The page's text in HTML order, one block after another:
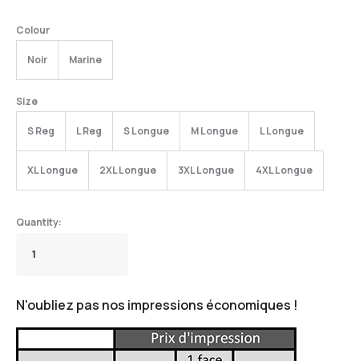
Colour
Noir Marine
Size
S Reg L Reg S Longue M Longue L Longue
XL Longue 2XL Longue 3XL Longue 4XL Longue
N'oubliez pas nos impressions économiques !